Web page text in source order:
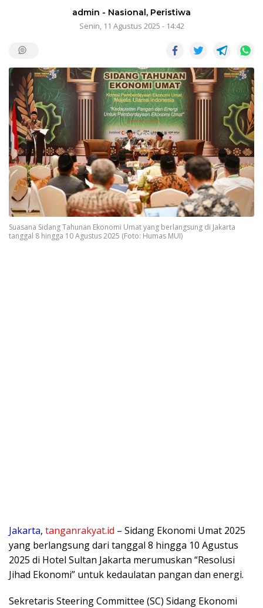
admin - Nasional, Peristiwa
Senin, 11 Agustus 2025 - 14:42
Suasana Sidang Tahunan Ekonomi Umat yang berlangsung di Jakarta
tanggal 8 hingga 10 Agustus 2025 (Foto: Humas MUI)
Jakarta, tanganrakyat.id – Sidang Ekonomi Umat 2025
yang berlangsung dari tanggal 8 hingga 10 Agustus
2025 di Hotel Sultan Jakarta merumuskan “Resolusi
Jihad Ekonomi” untuk kedaulatan pangan dan energi.
Sekretaris Steering Committee (SC) Sidang Ekonomi